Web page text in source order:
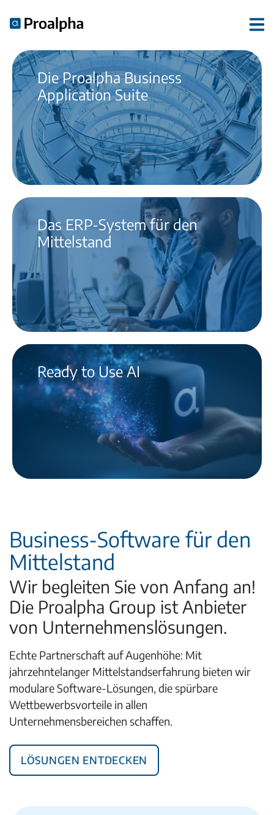
Die Proalpha Business
Application Suite
Das ERP-System für den
Mittelstand
Ready to Use AI
Business-Software für den
Mittelstand
Wir begleiten Sie von Anfang an!
Die Proalpha Group ist Anbieter
von Unternehmenslösungen.
Echte Partnerschaft auf Augenhöhe: Mit
jahrzehntelanger Mittelstandserfahrung bieten wir
modulare Software-Lösungen, die spürbare
Wettbewerbsvorteile in allen
Unternehmensbereichen schaffen.
Lösungen entdecken